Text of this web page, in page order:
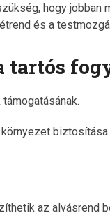
hogy
és a
tartós
az alvásrend